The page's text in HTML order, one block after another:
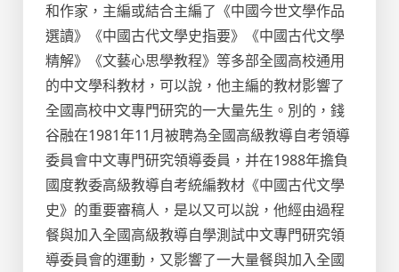
和作家，主編或結合主編了《中國今世文學作品
選讀》《中國古代文學史指要》《中國古代文學
精解》《文藝心思學教程》等多部全國高校通用
的中文學科教材，可以說，他主編的教材影響了
全國高校中文專門研究的一大量先生。別的，錢
谷融在1981年11月被聘為全國高級教導自考領導
委員會中文專門研究領導委員，并在1988年擔負
國度教委高級教導自考統編教材《中國古代文學
史》的重要審稿人，是以又可以說，他經由過程
餐與加入全國高級教導自學測試中文專門研究領
導委員會的運動，又影響了一大量餐與加入全國